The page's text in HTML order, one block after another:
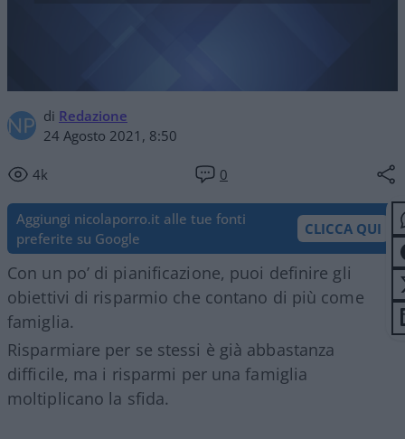
di Redazione
24 Agosto 2021, 8:50
4k 0
Aggiungi nicolaporro.it alle tue fonti
preferite su Google
CLICCA QUI
Con un po’ di pianificazione, puoi definire gli
obiettivi di risparmio che contano di più come
famiglia.
Risparmiare per se stessi è già abbastanza
difficile, ma i risparmi per una famiglia
moltiplicano la sfida.